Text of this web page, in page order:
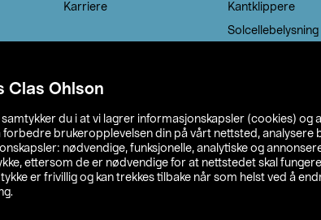
Clas Ohlson
samtykker du i at vi lagrer informasjonskapsler (cookies) og
forbedre brukeropplevelsen din på vårt nettsted, analysere
nødvendige, funksjonelle, analytiske og
ettersom de er nødvendige for at nettstedet skal
er frivillig og kan trekkes tilbake når som helst ved å
Karriere Kantklippere
Solcellebelysning